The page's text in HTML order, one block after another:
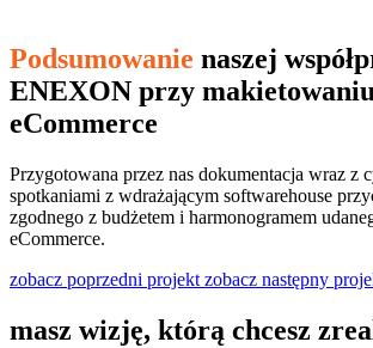
Podsumowanie naszej
ENEXON przy
eCommerce
Przygotowana przez nas dokumentacja wraz z
spotkaniami z wdrażającym softwarehouse
zgodnego z budżetem i harmonogramem
eCommerce.
zobacz poprzedni projekt zobacz następny
masz wizję, którą chcesz